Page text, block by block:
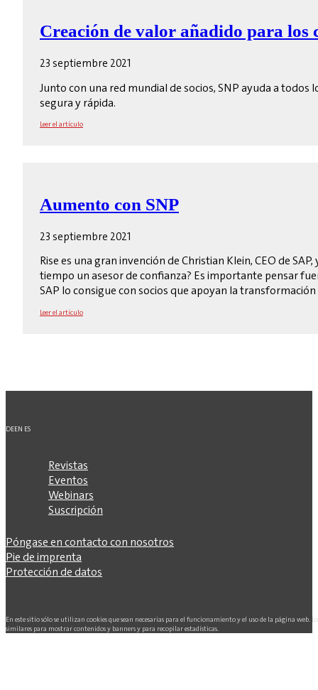
Creación de valor añadido para los
23 septiembre 2021
Junto con una red mundial de socios, SNP ayuda a
segura y rápida.
Leer el artículo
Aumento con SNP
23 septiembre 2021
Rise es una gran invención de Christian Klein, CEO de
tiempo un asesor de confianza? Es importante pensar
SAP lo consigue con socios que apoyan la
Leer el artículo
DEEN ES
Revistas
Eventos
Webinars
Suscripción
Póngase en contacto con nosotros
Pie de imprenta
Protección de datos
En este sitio sólo se utilizan cookies que sean necesarias para el funcionamiento y el uso de la página web.
similares para mostrar contenidos y banners y para recopilar estadísticas.